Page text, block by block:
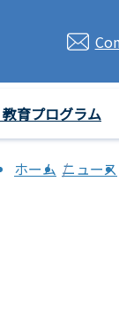
育プログラム
ホーム ニュース